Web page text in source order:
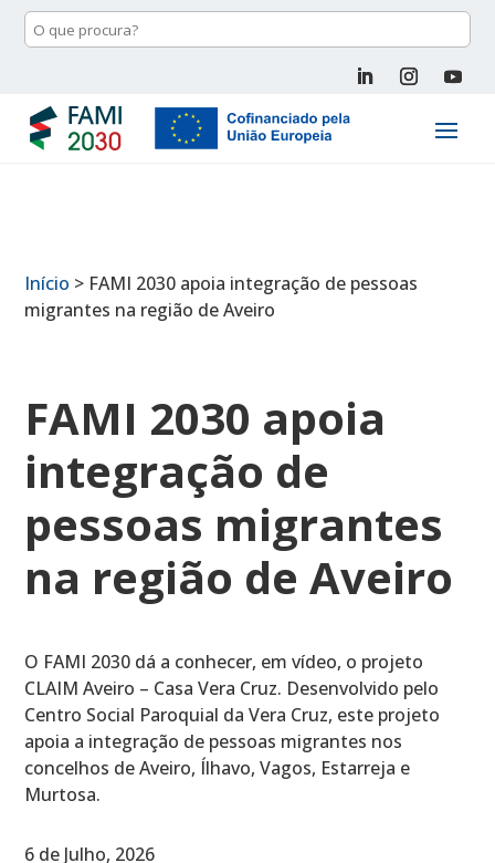
Início > FAMI 2030 apoia integração de pessoas
migrantes na região de Aveiro
FAMI 2030 apoia
integração de
pessoas migrantes
na região de Aveiro
O FAMI 2030 dá a conhecer, em vídeo, o projeto
CLAIM Aveiro – Casa Vera Cruz. Desenvolvido pelo
Centro Social Paroquial da Vera Cruz, este projeto
apoia a integração de pessoas migrantes nos
concelhos de Aveiro, Ílhavo, Vagos, Estarreja e
Murtosa.
6 de Julho, 2026